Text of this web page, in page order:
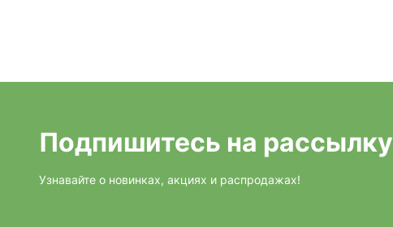
Подпишитесь на рассылку
Узнавайте о новинках, акциях и распродажах!